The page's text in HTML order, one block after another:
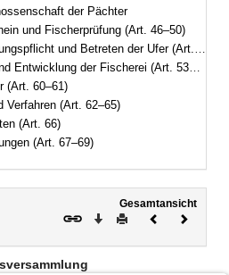
der Pächter
und Fischerprüfung (Art. 46–50)
und Betreten der Ufer (Art. 51–52)
der Fischerei (Art. 53–59)
(Art. 60–61)
Verfahren (Art. 62–65)
(Art. 66)
(Art. 67–69)
Gesamtansicht
Download
DruckenVorheriges